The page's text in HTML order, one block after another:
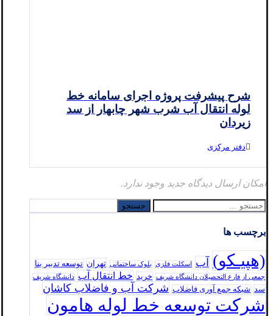
شرح پیشرفت پروژه اجرای سامانه خط
لوله انتقال آب شرب شهر چابهار از سد
زیردان
دفتر مرکزی
امکان ارسال دیدگاه جدید وجود ندارد.
جستجو
برای:
برچسب ها
(هپیـکو) آب اسکلت فلزی بلوک ساختمانی تهران توسعه تدبير بنا
جمعی از فارغ التحصیلان دانشگاه شریف خرید خط انتقال آب دانشگاه شریف
سد شبکه جمع آوری فاضلاب شرکت آب و فاضلاب کاشان
شرکت توسعه خط لوله هامون